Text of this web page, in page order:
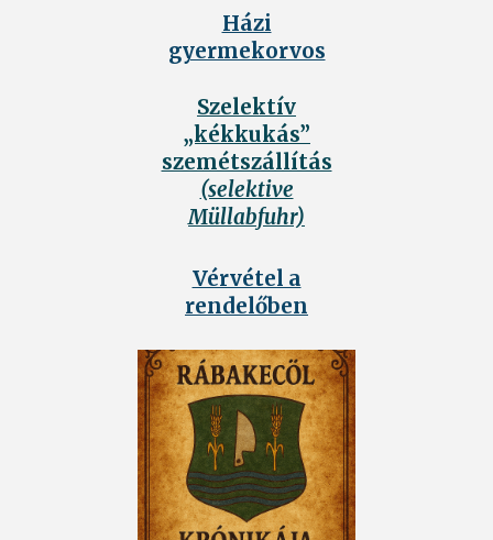
Házi
gyermekorvos
Szelektív
„kékkukás”
szemétszállítás
(selektive
Müllabfuhr)
Vérvétel a
rendelőben